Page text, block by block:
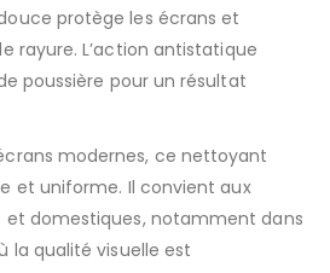
protège les écrans et
rayure. L’action antistatique
poussière pour un résultat
modernes, ce nettoyant
et uniforme. Il convient aux
et domestiques, notamment dans
la qualité visuelle est